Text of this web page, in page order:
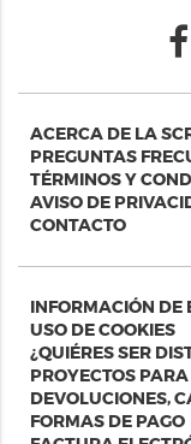
ACERCA DE LA
PREGUNTAS
TÉRMINOS Y
AVISO DE
CONTACTO
INFORMACIÓN DE
USO DE COOKIES
¿QUIÉRES SER
PROYECTOS
DEVOLUCIONES,
FORMAS DE PAGO